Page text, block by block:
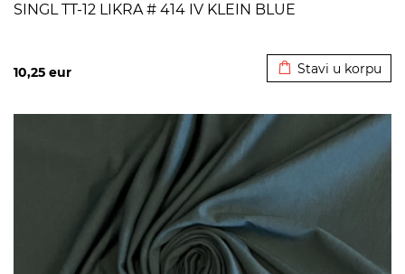
SINGL TT-12 LIKRA # 414 IV KLEIN BLUE
10,25 eur Stavi u korpu